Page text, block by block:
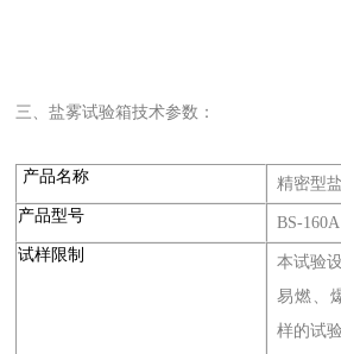
三、盐雾试验箱技术参数：
产品名称
精密型
产品型号
BS-160A
试样限制
本试验
易燃、
样的试